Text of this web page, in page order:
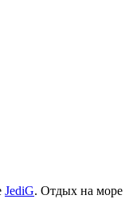
JediG. Отдых на море